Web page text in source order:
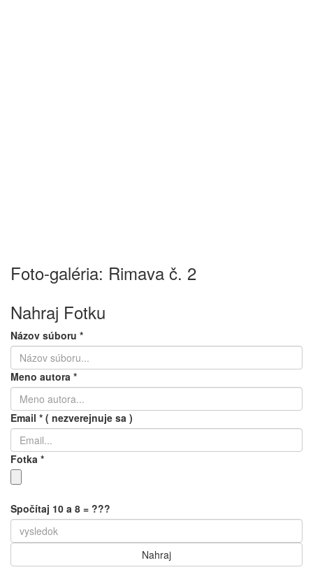
Foto-galéria: Rimava č. 2
Nahraj Fotku
Názov súboru *
Meno autora *
Email * ( nezverejnuje sa )
Fotka *
Spočítaj 10 a 8 = ???